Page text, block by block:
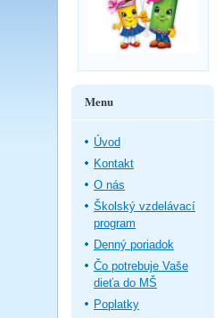
Menu
Úvod
Kontakt
O nás
Školský vzdelávací
program
Denný poriadok
Čo potrebuje Vaše
dieťa do MŠ
Poplatky